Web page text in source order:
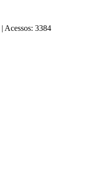
| Acessos: 3384